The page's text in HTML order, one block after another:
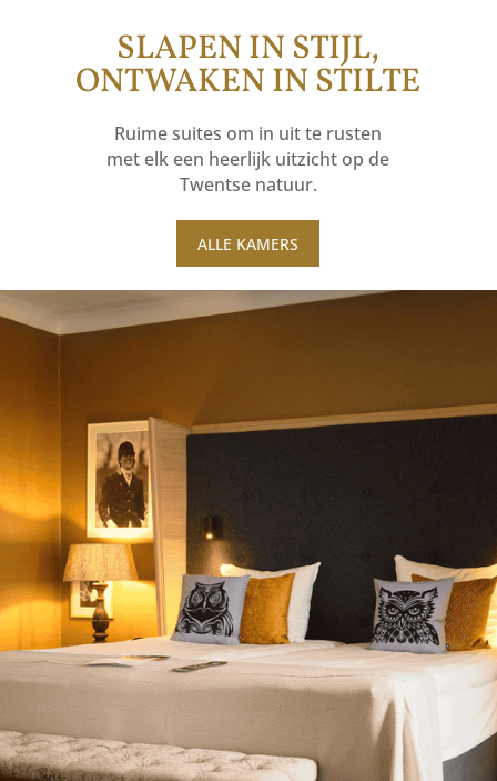
SLAPEN IN STIJL,
ONTWAKEN IN STILTE
Ruime suites om in uit te rusten
met elk een heerlijk uitzicht op de
Twentse natuur.
ALLE KAMERS